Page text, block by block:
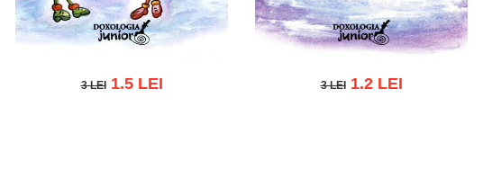
3 LEI1.5 LEI 3 LEI
3 LEI1.2 LEI